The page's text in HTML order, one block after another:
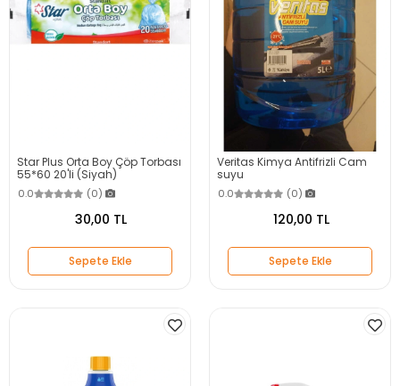
Star Plus Orta Boy Çöp Torbası
55*60 20'li (Siyah)
0.0 (0)
30,00 TL
Sepete Ekle
Veritas Kimya Antifrizli Cam
suyu
0.0 (0)
120,00 TL
Sepete Ekle